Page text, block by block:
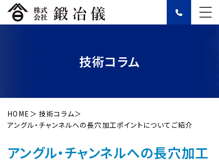
技術コラム
HOME
技術コラム
アングル・チャンネルへの長穴加工ポイントについてご紹介
アングル・チャンネルへの長穴加工